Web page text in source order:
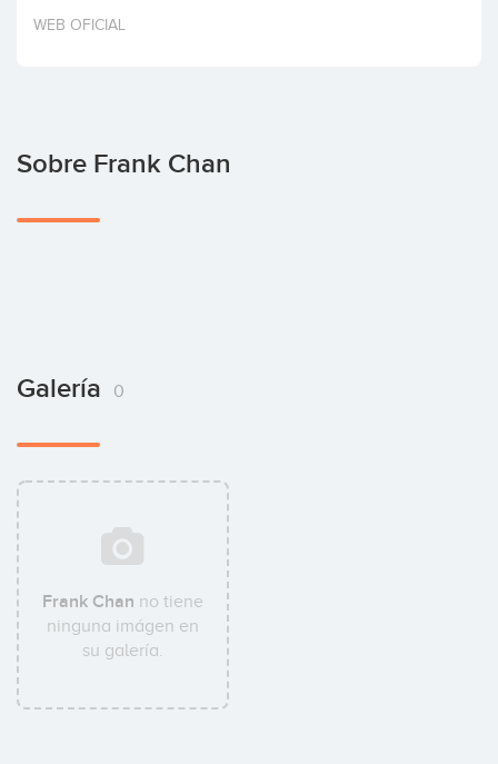
Invertir
WEB OFICIAL
Sobre Frank Chan
Galería 0
Frank Chan no tiene
ninguna imágen en
su galería.